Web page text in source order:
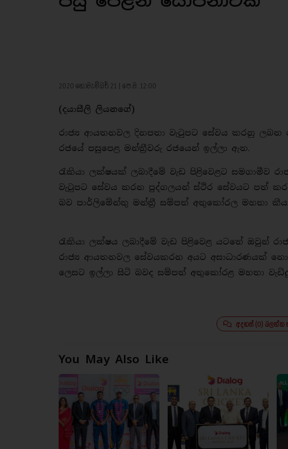
2020 නොවැම්බර් 21 | පෙ.ව. 12:00
(දයාසීලි ලියනගේ)
රාජ්‍ය ආයතනවල දිනපතා වැටුපට සේවය කරනු
රජයේ පසුපෙළ මන්ත්‍රීවරු රජයෙන් ඉල්ලා ඇත.
රැකියා ලක්ෂයක් ලබාදීමේ වැඩ පිළිවෙළට සමගාමීව
වැටුපට සේවය කරන පුද්ගලයන් ස්ථිර සේවයට පත්
බව පාර්ලිමේන්තු මන්ත්‍රී සම්පත් අතුකෝරල මහතා කීය.
රැකියා ලක්ෂය ලබාදීමේ වැඩ පිළිවෙළ යටතේ ඔවුන්
රාජ්‍ය ආයතනවල සේවයකරන අයට අසාධාරණයක්
ලෙසට ඉල්ලා සිටි බවද සම්පත් අතුකෝරළ මහතා
අදහස් (0) බලන්න
You May Also Like